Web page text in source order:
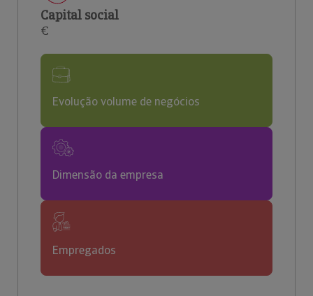
Capital social
€
Evolução volume de negócios
Dimensão da empresa
Empregados